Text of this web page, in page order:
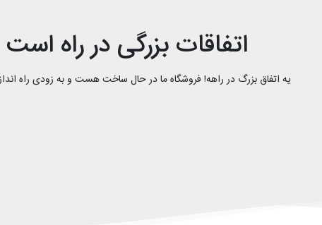
اتفاقات بزرگی در راه است
یه اتفاق بزرگ در راهه! فروشگاه ما در حال ساخت هست و به زودی راه